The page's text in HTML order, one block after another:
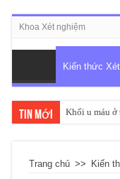
Khoa Xét nghiệm
Kiến thức
Tin mới Khối u máu ở
Trang chủ >> Kiến